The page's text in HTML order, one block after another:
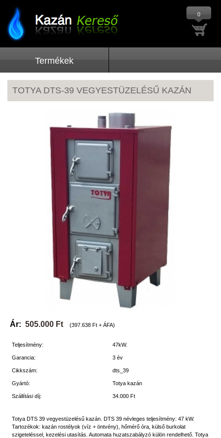
0
Termékek
TOTYA DTS-39 VEGYESTÜZELÉSŰ KAZÁN
Ár: 505.000 Ft (397.638 Ft + ÁFA)
Teljesítmény: 47kW.
Garancia: 3 év
Cikkszám: dts_39
Gyártó: Totya kazán
Szállítási díj: 34.000 Ft
Totya DTS 39 vegyestüzelésű kazán. DTS 39 névleges teljesítmény: 47 kW.
Tartozékok: kazán rostélyok (víz + öntvény), hőmérő óra, külső burkolat
szigeteléssel, kezelési utasítás. Automata huzatszabályzó külön rendelhető. Totya